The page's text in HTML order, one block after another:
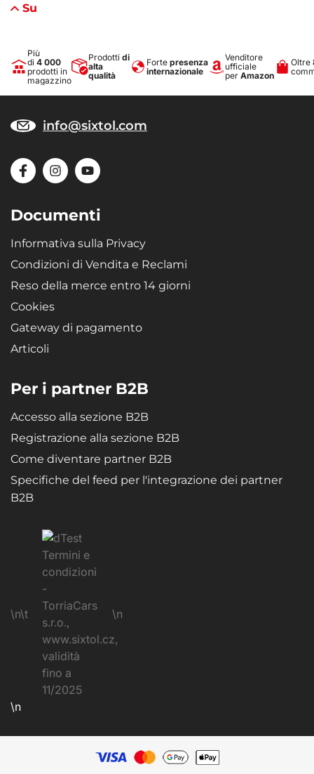
Su
Più
di 4 000
prodotti in
magazzino
Prodotti di
alta
qualità
Forte presenza
internazionale
Venditore
ufficiale
per Amazon
Oltre
info@sixtol.com
Documenti
Informativa sulla Privacy
Condizioni di Vendita e Reclami
Reso della merce entro 14 giorni
Cookies
Gateway di pagamento
Articoli
Per i partner B2B
Accesso alla sezione B2B
Registrazione alla sezione B2B
Come diventare partner B2B
Specifiche del feed per l'integrazione dei partner
B2B
\n\t \n
\n